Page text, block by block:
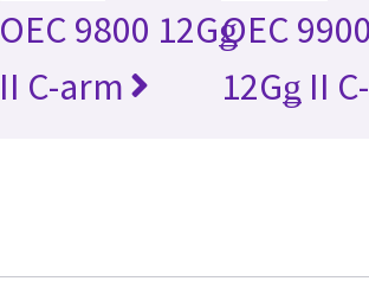
OEC 9800 12Gǥ
II C-arm
OEC
12Gǥ II